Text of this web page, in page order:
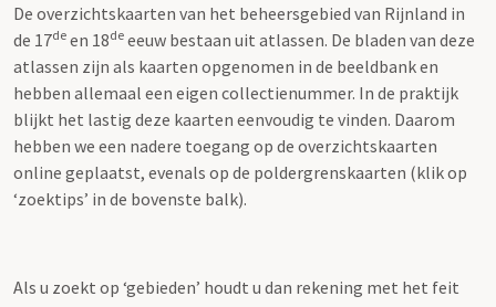
De overzichtskaarten van het beheersgebied van Rijnland in
de 17de en 18de eeuw bestaan uit atlassen. De bladen van deze
atlassen zijn als kaarten opgenomen in de beeldbank en
hebben allemaal een eigen collectienummer. In de praktijk
blijkt het lastig deze kaarten eenvoudig te vinden. Daarom
hebben we een nadere toegang op de overzichtskaarten
online geplaatst, evenals op de poldergrenskaarten (klik op
‘zoektips’ in de bovenste balk).
Als u zoekt op ‘gebieden’ houdt u dan rekening met het feit